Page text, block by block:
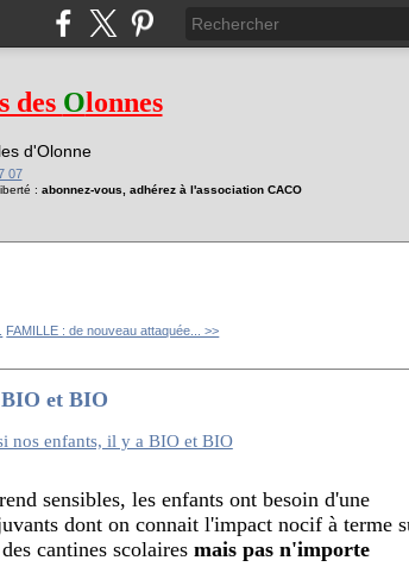
des Olonnes
d'Olonne
07
: abonnez-vous, adhérez à l'association CACO
FAMILLE : de nouveau attaquée... >>
et BIO
sensibles, les enfants ont besoin d'une
dont on connait l'impact nocif à terme
cantines scolairesmais pas n'importe